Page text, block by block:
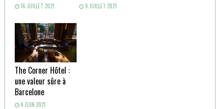
16 JUILLET 2021 9 JUILLET 2021
The Corner Hôtel :
une valeur sûre à
Barcelone
4 JUIN 2021